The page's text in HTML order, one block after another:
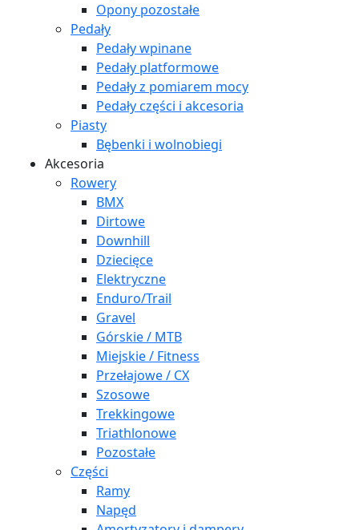
Opony pozostałe
Pedały
Pedały wpinane
Pedały platformowe
Pedały z pomiarem mocy
Pedały części i akcesoria
Piasty
Bębenki i wolnobiegi
Akcesoria
Rowery
BMX
Dirtowe
Downhill
Dziecięce
Elektryczne
Enduro/Trail
Gravel
Górskie / MTB
Miejskie / Fitness
Przełajowe / CX
Szosowe
Trekkingowe
Triathlonowe
Pozostałe
Części
Ramy
Napęd